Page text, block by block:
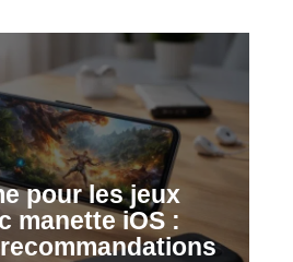
pour les jeux
manette iOS :